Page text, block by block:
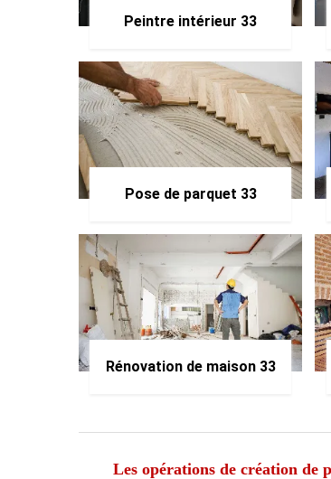
Peintre intérieur 33
Pose de parquet 33
Rénovation de maison 33
Les opérations de création de